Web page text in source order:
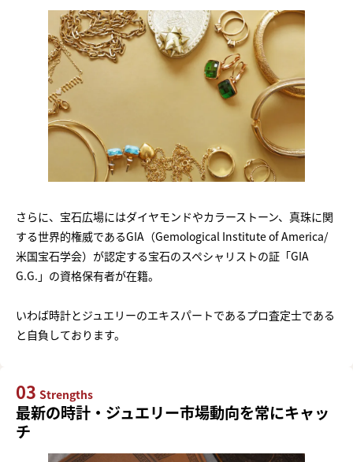
さらに、宝石広場にはダイヤモンドやカラーストーン、真珠に関
する世界的権威であるGIA（Gemological Institute of America/
米国宝石学会）が認定する宝石のスペシャリストの証「GIA
G.G.」の資格保有者が在籍。
いわば時計とジュエリーのエキスパートであるプロ査定士である
と自負しております。
03 Strengths
最新の時計・ジュエリー市場動向を常にキャッ
チ